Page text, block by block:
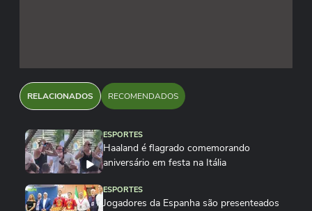
RELACIONADOS RECOMENDADOS
ESPORTES
Haaland é flagrado comemorando
aniversário em festa na Itália
ESPORTES
Jogadores da Espanha são presenteados